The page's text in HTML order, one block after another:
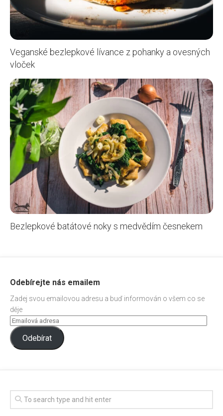
Veganské bezlepkové lívance z pohanky a ovesných
vloček
Bezlepkové batátové noky s medvědím česnekem
Odebírejte nás emailem
Zadej svou emailovou adresu a buď informován o všem co se
děje
Odebírat